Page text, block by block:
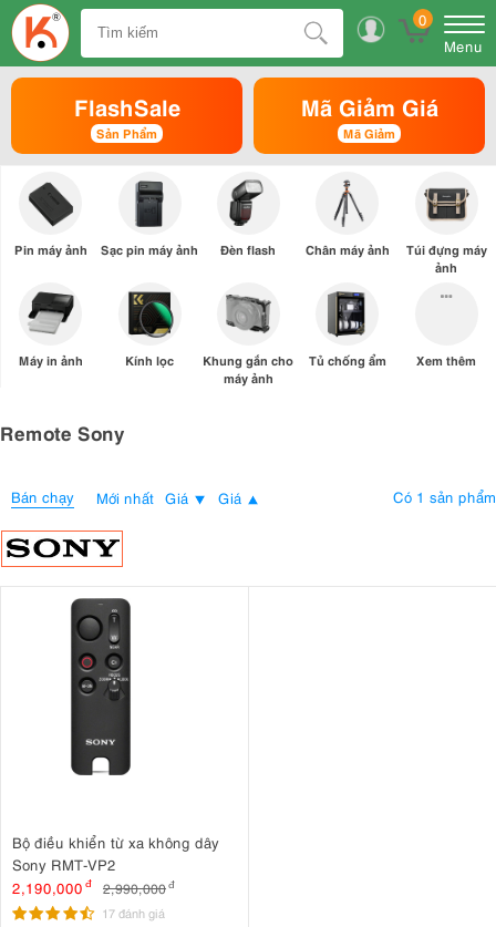
0
Menu
FlashSale
Sản Phẩm
Mã Giảm Giá
Mã Giảm
Pin máy ảnh Sạc pin máy ảnh Đèn flash Chân máy ảnh
Túi đựng máy
ảnh
Máy in ảnh Kính lọc
Khung gắn cho
máy ảnh
Tủ chống ẩm Xem thêm
Remote Sony
Bán chạy Mới nhất Giá Giá Có 1 sản phẩm
Bộ điều khiển từ xa không dây
Sony RMT-VP2
2,190,000 đ 2,990,000đ
17 đánh giá